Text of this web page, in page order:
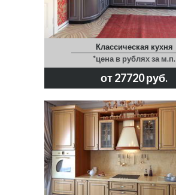
Классическая кухня
*цена в рублях за м.п.
от 27720 руб.